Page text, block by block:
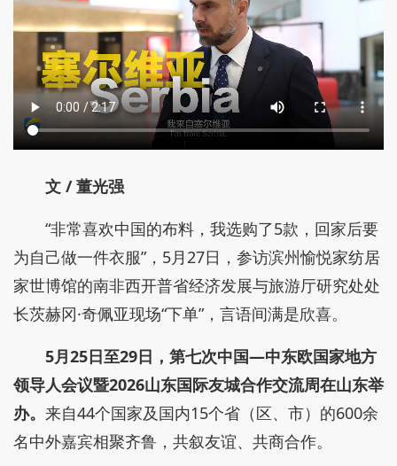
文 / 董光强
“非常喜欢中国的布料，我选购了5款，回家后要
为自己做一件衣服”，5月27日，参访滨州愉悦家纺居
家世博馆的南非西开普省经济发展与旅游厅研究处处
长茨赫冈·奇佩亚现场“下单”，言语间满是欣喜。
5月25日至29日，第七次中国—中东欧国家地方
领导人会议暨2026山东国际友城合作交流周在山东举
办。 来自44个国家及国内15个省（区、市）的600余
名中外嘉宾相聚齐鲁，共叙友谊、共商合作。